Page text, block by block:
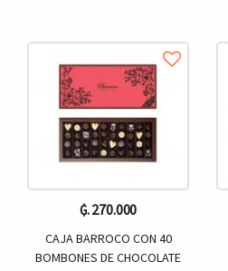
₲. 270.000
CAJA BARROCO CON 40
BOMBONES DE CHOCOLATE